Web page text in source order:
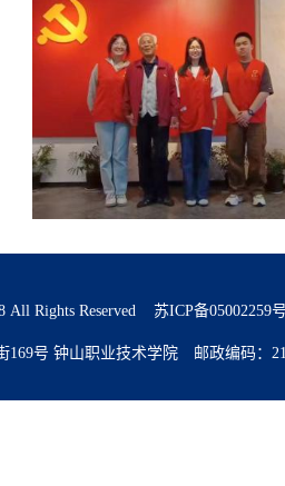
All Rights Reserved 苏ICP备05002259
169号 钟山职业技术学院 邮政编码：